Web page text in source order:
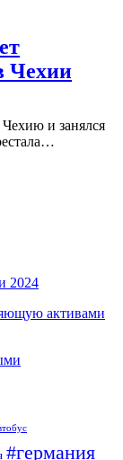
Чехии
и занялся
2024
активами
#германия